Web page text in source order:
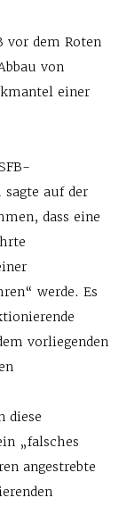
vor dem Roten
von
einer
auf der
dass eine
werde. Es
vorliegenden
diese
„falsches
angestrebte